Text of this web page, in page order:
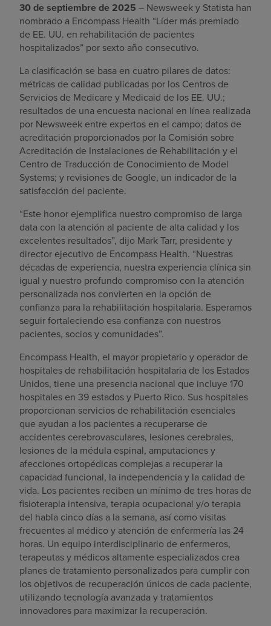
30 de septiembre de 2025 – Newsweek y Statista han
nombrado a Encompass Health “Líder más premiado
de EE. UU. en rehabilitación de pacientes
hospitalizados” por sexto año consecutivo.
La clasificación se basa en cuatro pilares de datos:
métricas de calidad publicadas por los Centros de
Servicios de Medicare y Medicaid de los EE. UU.;
resultados de una encuesta nacional en línea realizada
por Newsweek entre expertos en el campo; datos de
acreditación proporcionados por la Comisión sobre
Acreditación de Instalaciones de Rehabilitación y el
Centro de Traducción de Conocimiento de Model
Systems; y revisiones de Google, un indicador de la
satisfacción del paciente.
“Este honor ejemplifica nuestro compromiso de larga
data con la atención al paciente de alta calidad y los
excelentes resultados”, dijo Mark Tarr, presidente y
director ejecutivo de Encompass Health. “Nuestras
décadas de experiencia, nuestra experiencia clínica sin
igual y nuestro profundo compromiso con la atención
personalizada nos convierten en la opción de
confianza para la rehabilitación hospitalaria. Esperamos
seguir fortaleciendo esa confianza con nuestros
pacientes, socios y comunidades”.
Encompass Health, el mayor propietario y operador de
hospitales de rehabilitación hospitalaria de los Estados
Unidos, tiene una presencia nacional que incluye 170
hospitales en 39 estados y Puerto Rico. Sus hospitales
proporcionan servicios de rehabilitación esenciales
que ayudan a los pacientes a recuperarse de
accidentes cerebrovasculares, lesiones cerebrales,
lesiones de la médula espinal, amputaciones y
afecciones ortopédicas complejas a recuperar la
capacidad funcional, la independencia y la calidad de
vida. Los pacientes reciben un mínimo de tres horas de
fisioterapia intensiva, terapia ocupacional y/o terapia
del habla cinco días a la semana, así como visitas
frecuentes al médico y atención de enfermería las 24
horas. Un equipo interdisciplinario de enfermeros,
terapeutas y médicos altamente especializados crea
planes de tratamiento personalizados para cumplir con
los objetivos de recuperación únicos de cada paciente,
utilizando tecnología avanzada y tratamientos
innovadores para maximizar la recuperación.